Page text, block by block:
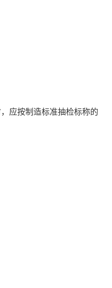
应按制造标准抽检标称的